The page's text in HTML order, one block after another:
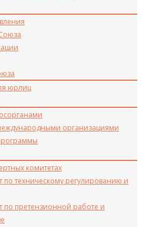
юрлиц
организациями
комитетах
по техническому регулированию и
по претензионной работе и